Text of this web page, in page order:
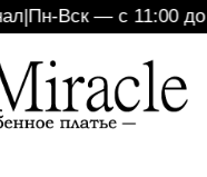
Вск — с 11:00 до 21:00